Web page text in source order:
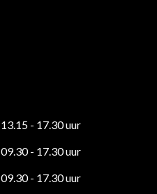
13.15 - 17.30 uur
09.30 - 17.30 uur
09.30 - 17.30 uur